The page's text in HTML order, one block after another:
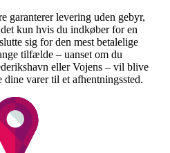
garanterer levering uden gebyr,
kun hvis du indkøber for en
sig for den mest betalelige
tilfælde – uanset om du
eller Vojens – vil blive
varer til et afhentningssted.